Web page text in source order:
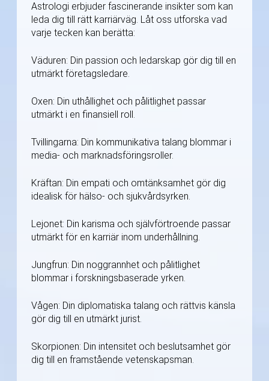
Astrologi erbjuder fascinerande insikter som kan
leda dig till rätt karriärväg. Låt oss utforska vad
varje tecken kan berätta:
Väduren: Din passion och ledarskap gör dig till en
utmärkt företagsledare.
Oxen: Din uthållighet och pålitlighet passar
utmärkt i en finansiell roll.
Tvillingarna: Din kommunikativa talang blommar i
media- och marknadsföringsroller.
Kräftan: Din empati och omtänksamhet gör dig
idealisk för hälso- och sjukvårdsyrken.
Lejonet: Din karisma och självförtroende passar
utmärkt för en karriär inom underhållning.
Jungfrun: Din noggrannhet och pålitlighet
blommar i forskningsbaserade yrken.
Vågen: Din diplomatiska talang och rättvis känsla
gör dig till en utmärkt jurist.
Skorpionen: Din intensitet och beslutsamhet gör
dig till en framstående vetenskapsman.